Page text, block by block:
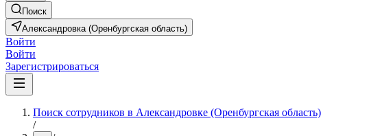
Поиск
Александровка (Оренбургская область)
Войти
Войти
Зарегистрироваться
Поиск сотрудников в Александровке (Оренбургская область)
/